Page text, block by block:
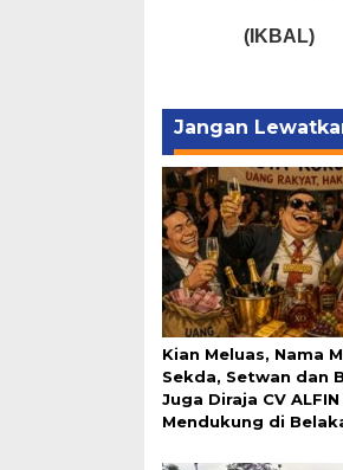
(IKBAL)
Jangan
Kian Meluas, Nama
Sekda, Setwan dan
Juga Diraja CV
Mendukung di